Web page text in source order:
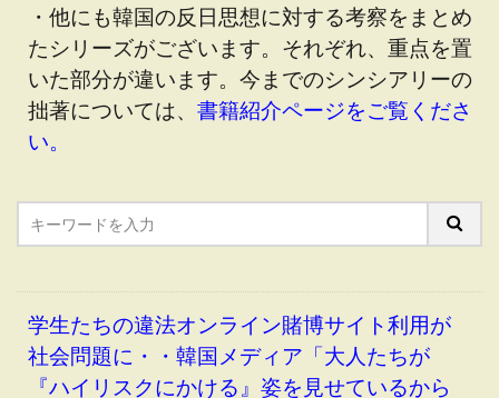
・他にも韓国の反日思想に対する考察をまとめ
たシリーズがございます。それぞれ、重点を置
いた部分が違います。今までのシンシアリーの
拙著については、 書籍紹介ページをご覧くださ
い。
学生たちの違法オンライン賭博サイト利用が
社会問題に・・韓国メディア「大人たちが
『ハイリスクにかける』姿を見せているから